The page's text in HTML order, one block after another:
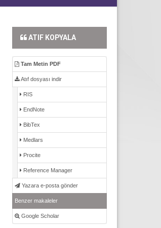
ATIF KOPYALA
Tam Metin PDF
Atıf dosyası indir
RIS
EndNote
BibTex
Medlars
Procite
Reference Manager
Yazara e-posta gönder
Benzer makaleler
Google Scholar